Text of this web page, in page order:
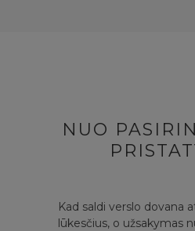
NUO
Kad saldi verslo dovana
lūkesčius, o užsakymas